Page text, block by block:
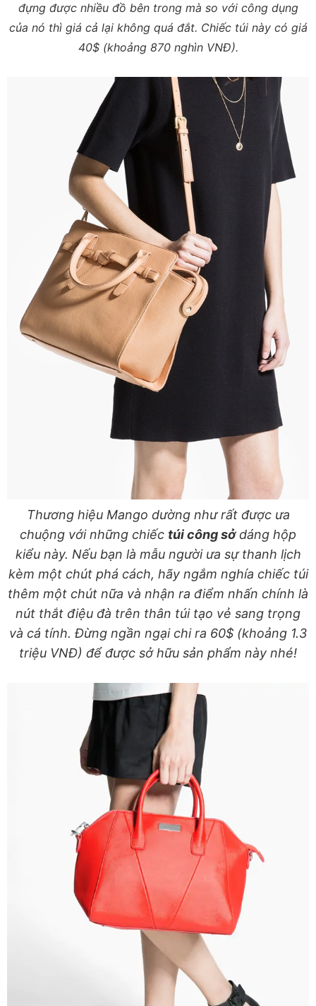
đựng được nhiều đồ bên trong mà so với công dụng
của nó thì giá cả lại không quá đắt. Chiếc túi này có giá
40$ (khoảng 870 nghìn VNĐ).
Thương hiệu Mango dường như rất được ưa
chuộng với những chiếc túi công sởdáng hộp
kiểu này. Nếu bạn là mẫu người ưa sự thanh lịch
kèm một chút phá cách, hãy ngắm nghía chiếc túi
thêm một chút nữa và nhận ra điểm nhấn chính là
nút thắt điệu đà trên thân túi tạo vẻ sang trọng
và cá tính. Đừng ngần ngại chi ra 60$ (khoảng 1.3
triệu VNĐ) để được sở hữu sản phẩm này nhé!